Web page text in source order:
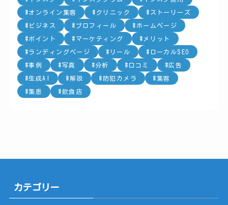
オンライン集客 クリニック ストーリーズ
ビジネス プロフィール ホームページ
ポイント マーケティング メリット
ランディングページ リール ローカルSEO
事例 写真 分析 口コミ 広告
生成AI 解説 防犯カメラ 集客
集患 飲食店
カテゴリー